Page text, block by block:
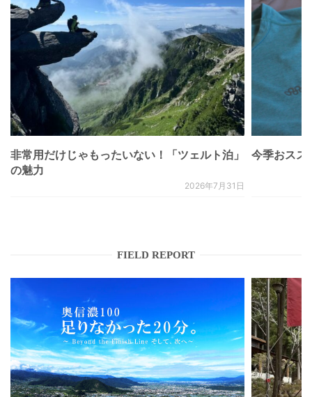
非常用だけじゃもったいない！「ツェルト泊」
の魅力
2026年7月31日
今季おスス
FIELD REPORT